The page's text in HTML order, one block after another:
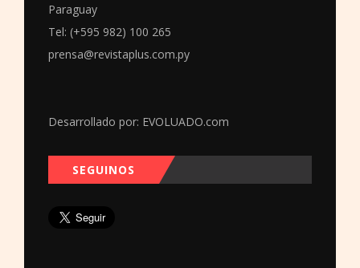
Paraguay
Tel: (+595 982) 100 265
prensa@revistaplus.com.py
Desarrollado por: EVOLUADO.com
SEGUINOS